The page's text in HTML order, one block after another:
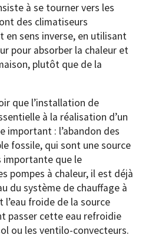
à se tourner vers les
des climatiseurs
sens inverse, en utilisant
pour absorber la chaleur et
plutôt que de la
que l’installation de
à la réalisation d’un
important : l’abandon des
fossile, qui sont une source
importante que le
pompes à chaleur, il est déjà
du système de chauffage à
l’eau froide de la source
passer cette eau refroidie
ou les ventilo-convecteurs.